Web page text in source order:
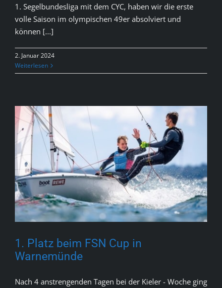
1. Segelbundesliga mit dem CYC, haben wir die erste
volle Saison im olympischen 49er absolviert und
können [...]
2. Januar 2024
Weiterlesen
1. Platz beim FSN Cup in
Warnemünde
Nach 4 anstrengenden Tagen bei der Kieler - Woche ging